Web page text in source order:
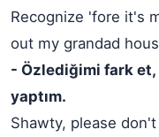
Recognize 'fore it's
out my grandad
- Özlediğimi fark et,
yaptım.
Shawty, please